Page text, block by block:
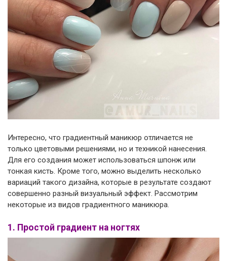
Интересно, что градиентный маникюр отличается не
только цветовыми решениями, но и техникой нанесения.
Для его создания может использоваться шпонж или
тонкая кисть. Кроме того, можно выделить несколько
вариаций такого дизайна, которые в результате создают
совершенно разный визуальный эффект. Рассмотрим
некоторые из видов градиентного маникюра.
1. Простой градиент на ногтях